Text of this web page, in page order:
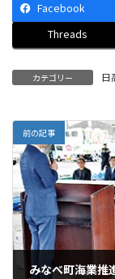
Facebook
Threads
カテゴリー 日
前の記事